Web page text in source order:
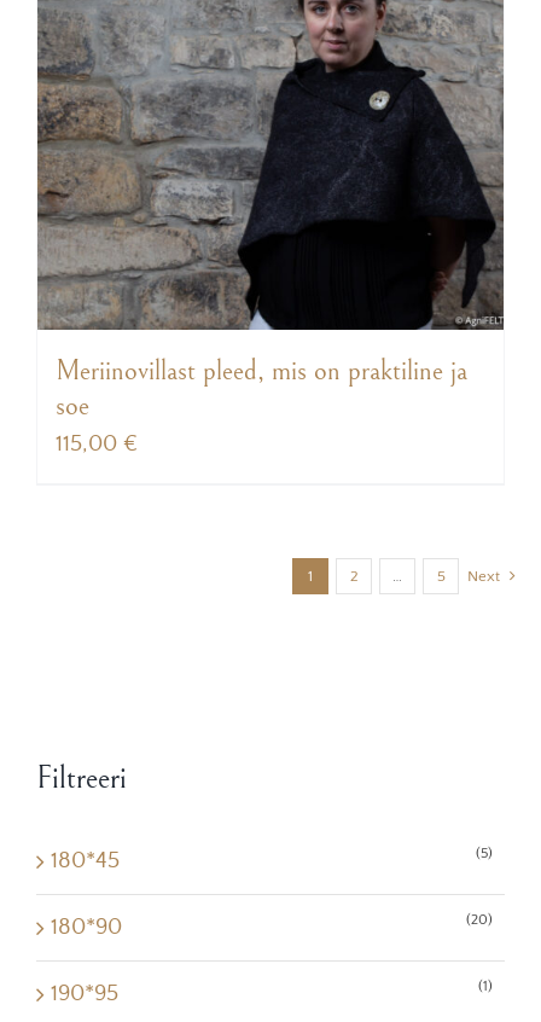
Meriinovillast pleed, mis on praktiline ja
soe
115,00 €
1 2 … 5 Next
Filtreeri
180*45 (5)
180*90 (20)
190*95 (1)